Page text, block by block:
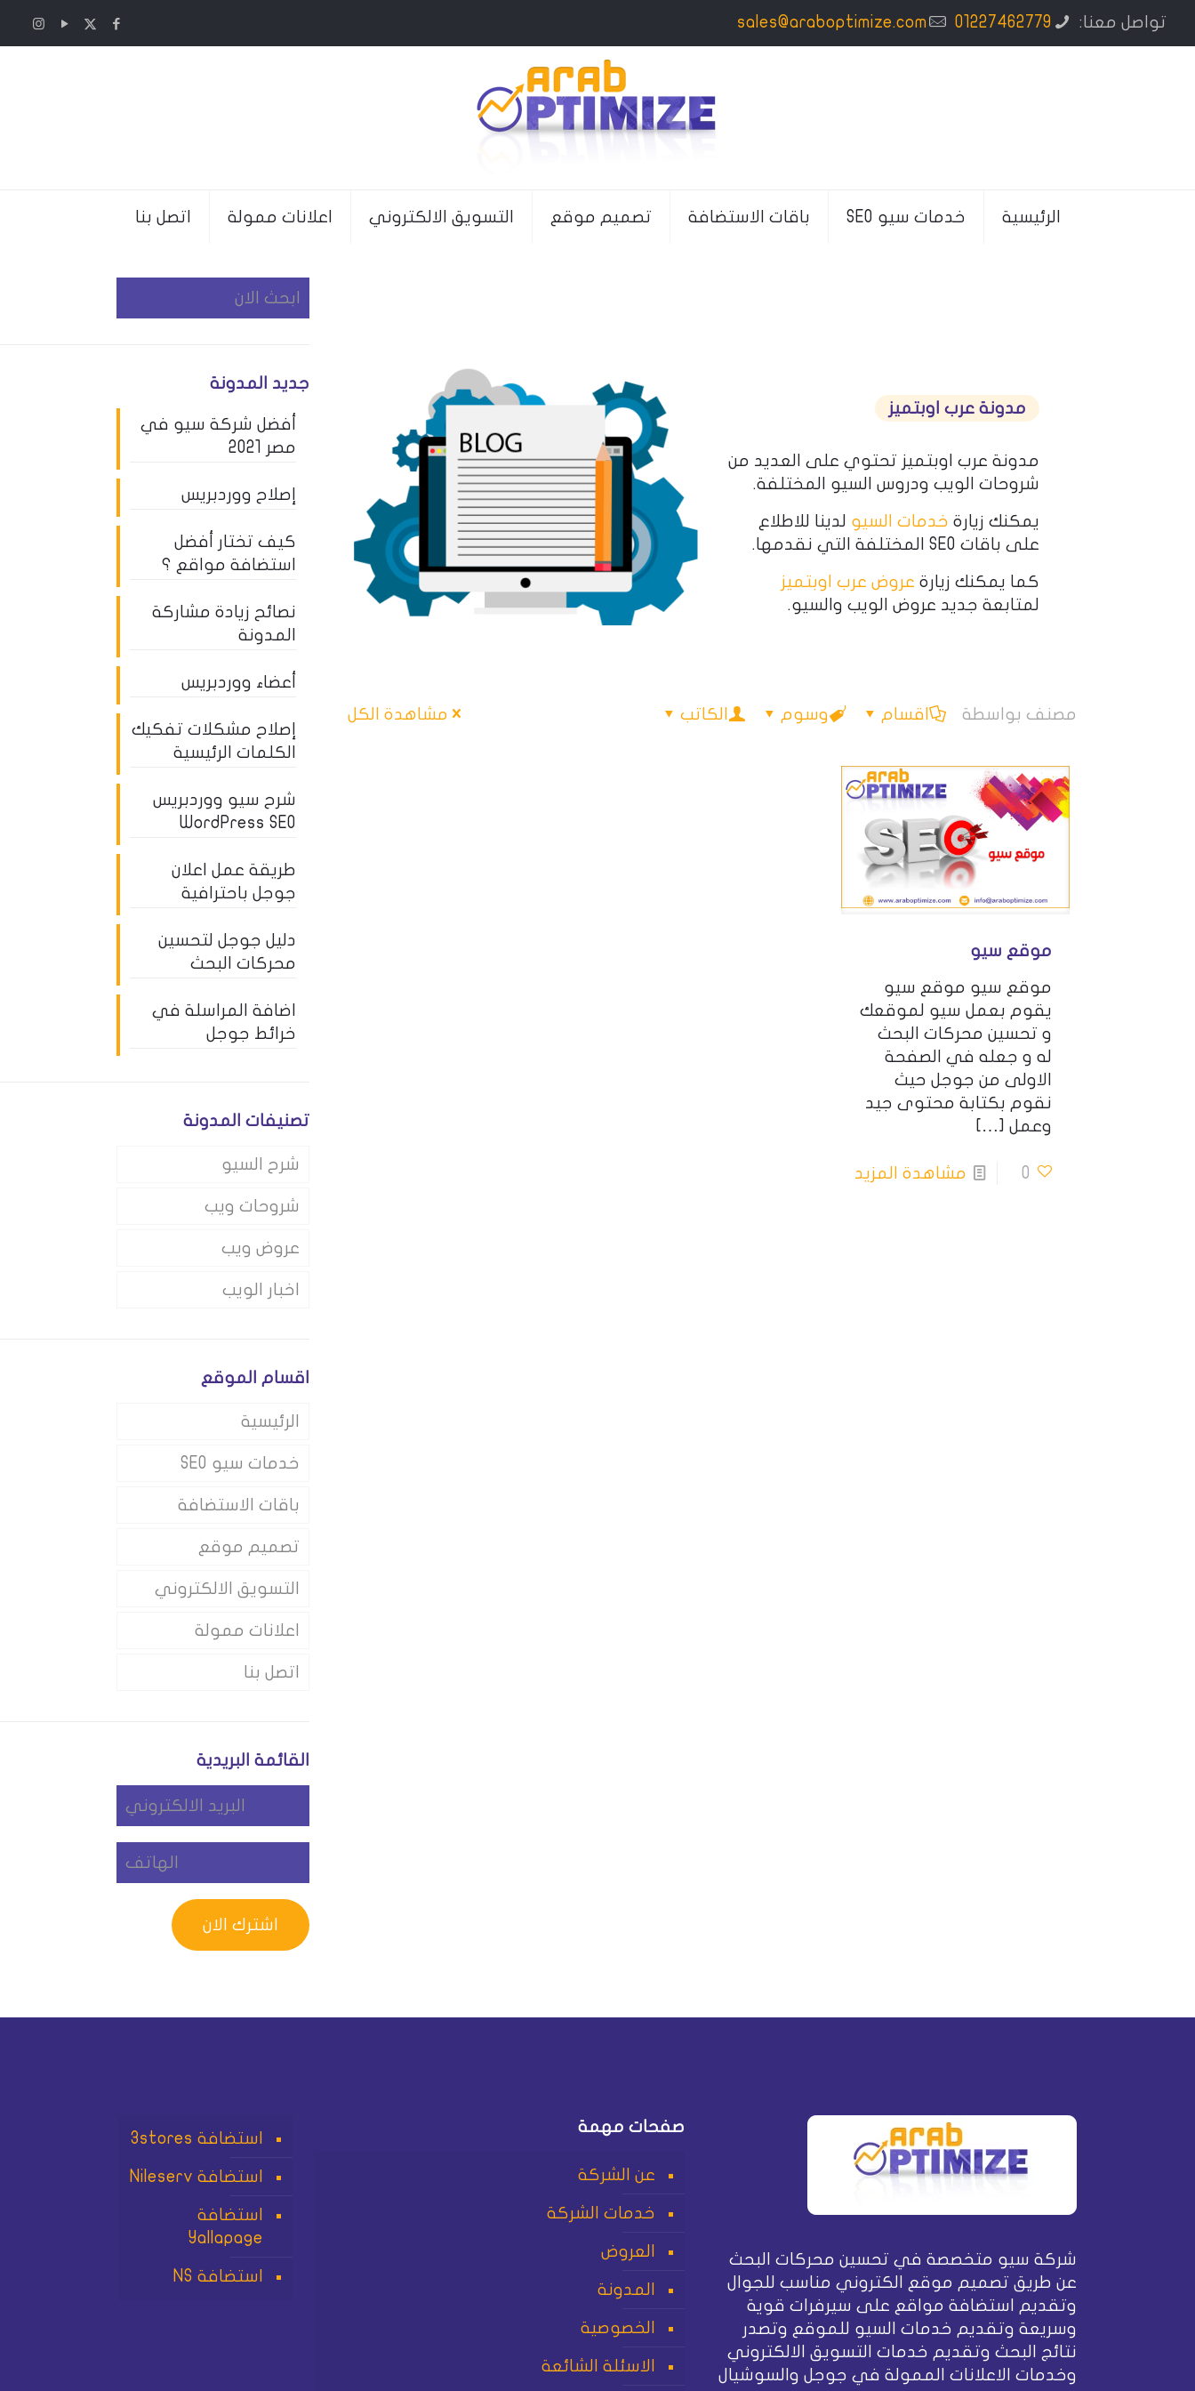
تواصل معنا: 01227462779
sales@araboptimize.com
الرئيسية خدمات سيو SEO باقات الاستضافة تصميم موقع التسويق الالكتروني اعلانات ممولة اتصل بنا
مدونة عرب اوبتميز
مدونة عرب اوبتميز تحتوي على العديد من
شروحات الويب ودروس السيو المختلفة.
يمكنك زيارة خدمات السيو لدينا للاطلاع
على باقات SEO المختلفة التي نقدمها.
كما يمكنك زيارة عروض عرب اوبتميز
لمتابعة جديد عروض الويب والسيو.
مصنف بواسطة اقسام وسوم الكاتب مشاهدة الكل
موقع سيو
موقع سيو موقع سيو
يقوم بعمل سيو لموقعك
و تحسين محركات البحث
له و جعله في الصفحة
الاولى من جوجل حيث
نقوم بكتابة محتوى جيد
وعمل […]
0 مشاهدة المزيد
جديد المدونة
أفضل شركة سيو في
مصر 2021
إصلاح ووردبريس
كيف تختار أفضل
استضافة مواقع ؟
نصائح زيادة مشاركة
المدونة
أعضاء ووردبريس
إصلاح مشكلات تفكيك
الكلمات الرئيسية
شرح سيو ووردبريس
WordPress SEO
طريقة عمل اعلان
جوجل باحترافية
دليل جوجل لتحسين
محركات البحث
اضافة المراسلة في
خرائط جوجل
تصنيفات المدونة
شرح السيو
شروحات ويب
عروض ويب
اخبار الويب
اقسام الموقع
الرئيسية
خدمات سيو SEO
باقات الاستضافة
تصميم موقع
التسويق الالكتروني
اعلانات ممولة
اتصل بنا
القائمة البريدية
شركة سيو متخصصة في تحسين محركات البحث
عن طريق تصميم موقع الكتروني مناسب للجوال
وتقديم استضافة مواقع على سيرفرات قوية
وسريعة وتقديم خدمات السيو للموقع وتصدر
نتائج البحث وتقديم خدمات التسويق الالكتروني
وخدمات الاعلانات الممولة في جوجل والسوشيال
صفحات مهمة
عن الشركة
خدمات الشركة
العروض
المدونة
الخصوصية
الاسئلة الشائعة
استضافة 3stores
استضافة Nileserv
استضافة
Yallapage
استضافة NS